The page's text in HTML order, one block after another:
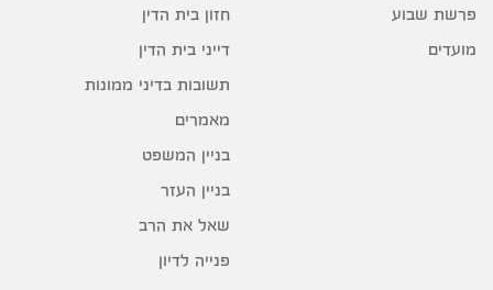
פרשת שבוע
מועדים
חזון בית הדין
דייני בית הדין
תשובות בדיני ממונות
מאמרים
בניין המשפט
בניין העזר
שאל את הרב
פנייה לדיון